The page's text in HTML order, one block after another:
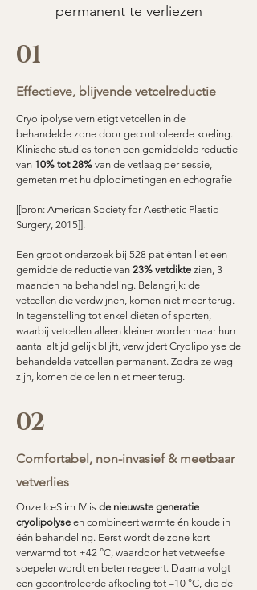
permanent te verliezen
01
Effectieve, blijvende vetcelreductie
Cryolipolyse vernietigt vetcellen in de
behandelde zone door gecontroleerde koeling.
Klinische studies tonen een gemiddelde reductie
van 10% tot 28% van de vetlaag per sessie,
gemeten met huidplooimetingen en echografie
[[bron: American Society for Aesthetic Plastic
Surgery, 2015]].
Een groot onderzoek bij 528 patiënten liet een
gemiddelde reductie van 23% vetdikte zien, 3
maanden na behandeling. Belangrijk: de
vetcellen die verdwijnen, komen niet meer terug.
In tegenstelling tot enkel diëten of sporten,
waarbij vetcellen alleen kleiner worden maar hun
aantal altijd gelijk blijft, verwijdert Cryolipolyse de
behandelde vetcellen permanent. Zodra ze weg
zijn, komen de cellen niet meer terug.
02
Comfortabel, non-invasief & meetbaar
vetverlies
Onze IceSlim IV is de nieuwste generatie
cryolipolyse en combineert warmte én koude in
één behandeling. Eerst wordt de zone kort
verwarmd tot +42 °C, waardoor het vetweefsel
soepeler wordt en beter reageert. Daarna volgt
een gecontroleerde afkoeling tot –10 °C, die de